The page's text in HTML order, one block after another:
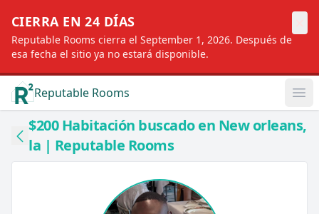
CIERRA EN 24 DÍAS
Reputable Rooms cierra el September 1, 2026. Después de
esa fecha el sitio ya no estará disponible.
Reputable Rooms
$200 Habitación buscado en New orleans,
la | Reputable Rooms